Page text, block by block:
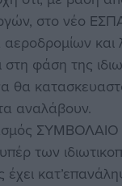
στο νέο
και
φάση της
θα
αναλάβουν.
των